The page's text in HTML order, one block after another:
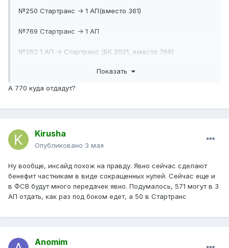
№250 Стартранс -> 1 АП(вместо 361)
№769 Стартранс -> 1 АП
№262 1 АП -> Стартранс (БК 2021, вместо 769)
№720 1 АП -> Стартранс (БК 2023, вместо 329)
№329 Стартранс -> 1 АП (электробусы)
№№982, 109 18 АП -> Стартранс (БК 2021)
№648 18 АП -> Стартранс(вместо 474)
№474 Стартранс -> Фили
№???(думаю, что №130) Фили -> 18 АП
№№ 600, с179 1 АП -> 14 АП (КТР 17 колонна)
Показать
А 770 куда отдадут?
Kirusha
Опубликовано 3 мая
Ну вообще, инсайд похож на правду. Явно сейчас сделают
бенефит частникам в виде сокращенных нулей. Сейчас еще и
в ФСВ будут много передачек явно. Подумалось, 571 могут в 3
АП отдать, как раз под боком едет, а 50 в Стартранс
Anomim